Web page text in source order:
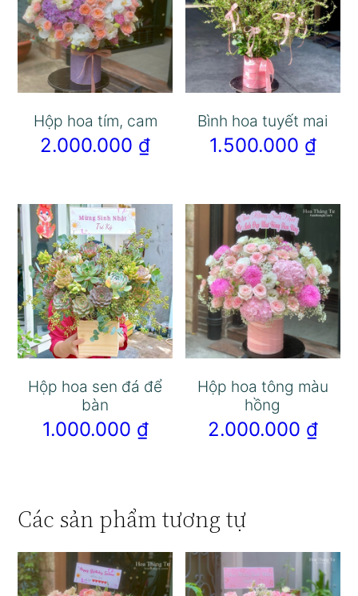
Hộp hoa tím, cam
2.000.000 ₫
Bình hoa tuyết mai
1.500.000 ₫
Hộp hoa sen đá để
bàn
1.000.000 ₫
Hộp hoa tông màu
hồng
2.000.000 ₫
Các sản phẩm tương tự